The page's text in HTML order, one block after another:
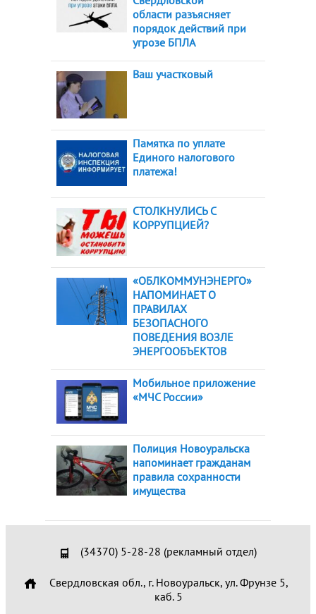
области разъясняет
порядок действий при
угрозе БПЛА
Ваш участковый
Памятка по уплате
Единого налогового
платежа!
СТОЛКНУЛИСЬ С
КОРРУПЦИЕЙ?
«ОБЛКОММУНЭНЕРГО»
НАПОМИНАЕТ О
ПРАВИЛАХ
БЕЗОПАСНОГО
ПОВЕДЕНИЯ ВОЗЛЕ
ЭНЕРГООБЪЕКТОВ
Мобильное приложение
«МЧС России»
Полиция Новоуральска
напоминает гражданам
правила сохранности
имущества
(34370) 5-28-28 (рекламный отдел)
Свердловская обл., г. Новоуральск, ул. Фрунзе 5,
каб. 5